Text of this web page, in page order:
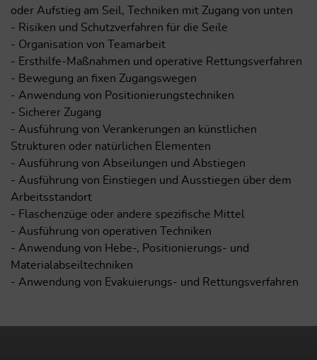
oder Aufstieg am Seil, Techniken mit Zugang von unten
- Risiken und Schutzverfahren für die Seile
- Organisation von Teamarbeit
- Ersthilfe-Maßnahmen und operative Rettungsverfahren
- Bewegung an fixen Zugangswegen
- Anwendung von Positionierungstechniken
- Sicherer Zugang
- Ausführung von Verankerungen an künstlichen
Strukturen oder natürlichen Elementen
- Ausführung von Abseilungen und Abstiegen
- Ausführung von Einstiegen und Ausstiegen über dem
Arbeitsstandort
- Flaschenzüge oder andere spezifische Mittel
- Ausführung von operativen Techniken
- Anwendung von Hebe-, Positionierungs- und
Materialabseiltechniken
- Anwendung von Evakuierungs- und Rettungsverfahren